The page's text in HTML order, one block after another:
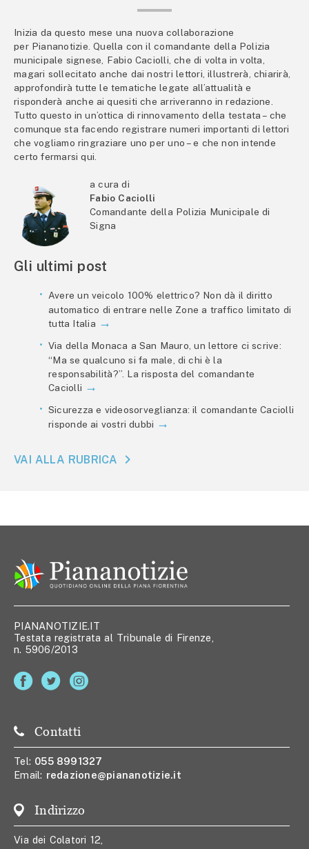
Inizia da questo mese una nuova collaborazione
per Piananotizie. Quella con il comandante della Polizia
municipale signese, Fabio Caciolli, che di volta in volta,
magari sollecitato anche dai nostri lettori, illustrerà, chiarirà,
approfondirà tutte le tematiche legate all’attualità e
risponderà anche ai quesiti che arriveranno in redazione.
Tutto questo in un’ottica di rinnovamento della testata – che
comunque sta facendo registrare numeri importanti di lettori
che vogliamo ringraziare uno per uno – e che non intende
certo fermarsi qui.
a cura di
Fabio Caciolli
Comandante della Polizia Municipale di
Signa
Gli ultimi post
Avere un veicolo 100% elettrico? Non dà il diritto
automatico di entrare nelle Zone a traffico limitato di
tutta Italia
Via della Monaca a San Mauro, un lettore ci scrive:
“Ma se qualcuno si fa male, di chi è la
responsabilità?”. La risposta del comandante
Caciolli
Sicurezza e videosorveglianza: il comandante Caciolli
risponde ai vostri dubbi
VAI ALLA RUBRICA
PIANANOTIZIE.IT
Testata registrata al Tribunale di Firenze,
n. 5906/2013
Contatti
Tel: 055 8991327
Email: redazione@piananotizie.it
Indirizzo
Via dei Colatori 12,